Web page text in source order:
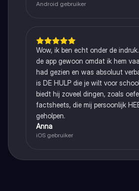
Android gebruiker
Wow, ik ben echt onder de
de app gewoon omdat ik hem
had gezien en was absoluut
is DE HULP die je wilt voor
biedt hij zoveel dingen, zoals
factsheets, die mij persoonlijk
geholpen.
Anna
iOS gebruiker